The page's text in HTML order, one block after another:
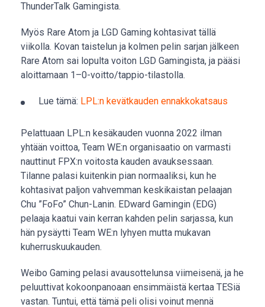
ThunderTalk Gamingista.
Myös Rare Atom ja LGD Gaming kohtasivat tällä
viikolla. Kovan taistelun ja kolmen pelin sarjan jälkeen
Rare Atom sai lopulta voiton LGD Gamingista, ja pääsi
aloittamaan 1–0-voitto/tappio-tilastolla.
Lue tämä: LPL:n kevätkauden ennakkokatsaus
Pelattuaan LPL:n kesäkauden vuonna 2022 ilman
yhtään voittoa, Team WE:n organisaatio on varmasti
nauttinut FPX:n voitosta kauden avauksessaan.
Tilanne palasi kuitenkin pian normaaliksi, kun he
kohtasivat paljon vahvemman keskikaistan pelaajan
Chu ”FoFo” Chun-Lanin. EDward Gamingin (EDG)
pelaaja kaatui vain kerran kahden pelin sarjassa, kun
hän pysäytti Team WE:n lyhyen mutta mukavan
kuherruskuukauden.
Weibo Gaming pelasi avausottelunsa viimeisenä, ja he
peluuttivat kokoonpanoaan ensimmäistä kertaa TESiä
vastan. Tuntui, että tämä peli olisi voinut mennä